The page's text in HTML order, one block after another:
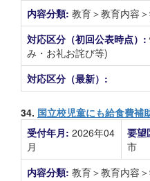
内容分類: 教育＞教育内容
対応区分（初回公表時点）:
み・お礼お詫び等)
対応区分（最新）:
34. 国立校児童にも給食費補
受付年月: 2026年04
月
要望
市
内容分類: 教育＞教育内容